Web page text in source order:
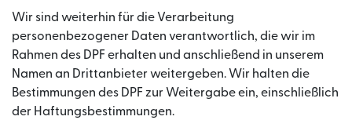
Wir sind weiterhin für die Verarbeitung
personenbezogener Daten verantwortlich, die wir im
Rahmen des DPF erhalten und anschließend in unserem
Namen an Drittanbieter weitergeben. Wir halten die
Bestimmungen des DPF zur Weitergabe ein, einschließlich
der Haftungsbestimmungen.